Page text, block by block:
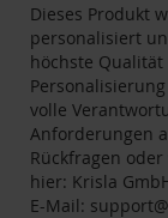
Dieses Produkt
personalisiert
höchste
volle
Anforderungen
Rückfragen
hier: Krisla
E-Mail: